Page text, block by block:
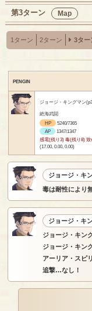
第3ターン Map
1ターン 2ターン 3ター
PENGIN
ジョージ・キングマン
絶海武闘
HP
5240/7365
AP
1347/1347
感電(残り3) 毒(残り8)
(17.00, 0.00, 0.00)
ジョージ・キ
毒は耐性により
ジョージ・キ
ジョージ・キン
ジョージ・キン
アーリア・スピ
追撃…なし！